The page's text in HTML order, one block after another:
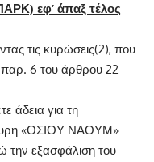
εφ’ άπαξ τέλος
τις κυρώσεις(2), που
παρ. 6 του άρθρου 22
για τη
«ΟΣΙΟΥ ΝΑΟΥΜ»
την εξασφάλιση του